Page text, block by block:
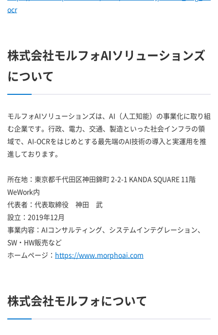
ocr
株式会社モルフォAIソリューションズ
について
モルフォAIソリューションズは、AI（人工知能）の事業化に取り組
む企業です。行政、電力、交通、製造といった社会インフラの領
域で、AI-OCRをはじめとする最先端のAI技術の導入と実運用を推
進しております。
所在地：東京都千代田区神田錦町 2-2-1 KANDA SQUARE 11階
WeWork内
代表者：代表取締役 神田 武
設立：2019年12月
事業内容：AIコンサルティング、システムインテグレーション、
SW・HW販売など
ホームページ： https://www.morphoai.com
株式会社モルフォについて